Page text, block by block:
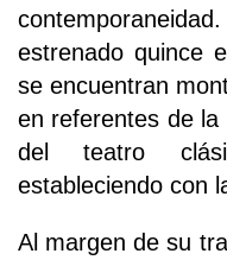
estrenado quince
se encuentran
en referentes de la
del teatro
estableciendo con
Al margen de su